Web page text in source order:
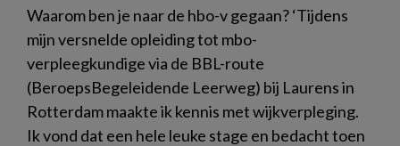
Waarom ben je naar de hbo-v gegaan? ‘Tijdens
mijn versnelde opleiding tot mbo-
verpleegkundige via de BBL-route
(BeroepsBegeleidende Leerweg) bij Laurens in
Rotterdam maakte ik kennis met wijkverpleging.
Ik vond dat een hele leuke stage en bedacht toen